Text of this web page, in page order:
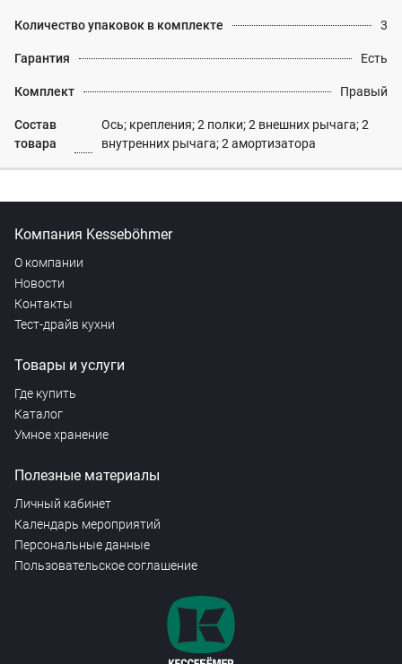
Количество упаковок в комплекте 3
Гарантия Есть
Комплект Правый
Состав
товара
Ось; крепления; 2 полки; 2 внешних рычага; 2
внутренних рычага; 2 амортизатора
Компания Kesseböhmer
О компании
Новости
Контакты
Тест-драйв кухни
Товары и услуги
Где купить
Каталог
Умное хранение
Полезные материалы
Личный кабинет
Календарь мероприятий
Персональные данные
Пользовательское соглашение